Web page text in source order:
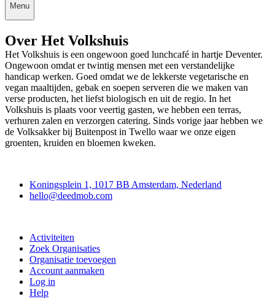
Menu
Over Het Volkshuis
Het Volkshuis is een ongewoon goed lunchcafé in hartje Deventer.
Ongewoon omdat er twintig mensen met een verstandelijke
handicap werken. Goed omdat we de lekkerste vegetarische en
vegan maaltijden, gebak en soepen serveren die we maken van
verse producten, het liefst biologisch en uit de regio. In het
Volkshuis is plaats voor veertig gasten, we hebben een terras,
verhuren zalen en verzorgen catering. Sinds vorige jaar hebben we
de Volksakker bij Buitenpost in Twello waar we onze eigen
groenten, kruiden en bloemen kweken.
Koningsplein 1, 1017 BB Amsterdam, Nederland
hello@deedmob.com
Activiteiten
Zoek Organisaties
Organisatie toevoegen
Account aanmaken
Log in
Help